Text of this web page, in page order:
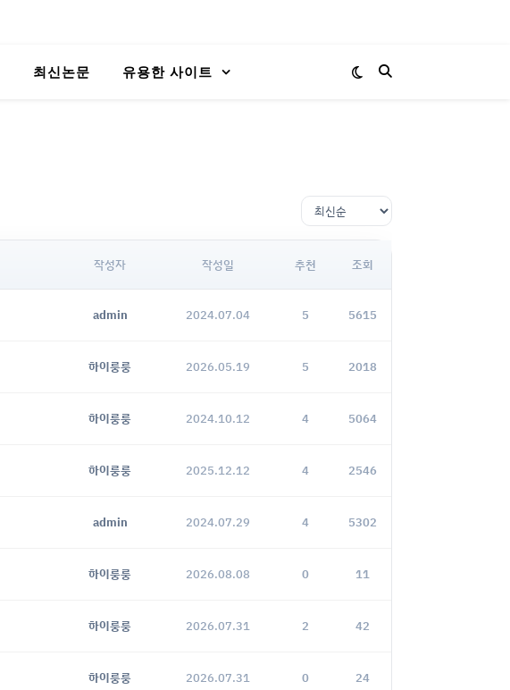
최신논문 유용한 사이트
작성자 작성일 추천 조회
admin 2024.07.04 5 5615
하이룽룽 2026.05.19 5 2018
하이룽룽 2024.10.12 4 5064
하이룽룽 2025.12.12 4 2546
admin 2024.07.29 4 5302
하이룽룽 2026.08.08 0 11
하이룽룽 2026.07.31 2 42
하이룽룽 2026.07.31 0 24